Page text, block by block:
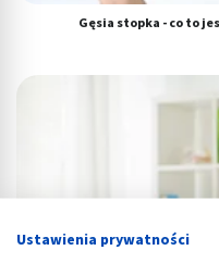
Gęsia stopka - co to
Ustawienia prywatności